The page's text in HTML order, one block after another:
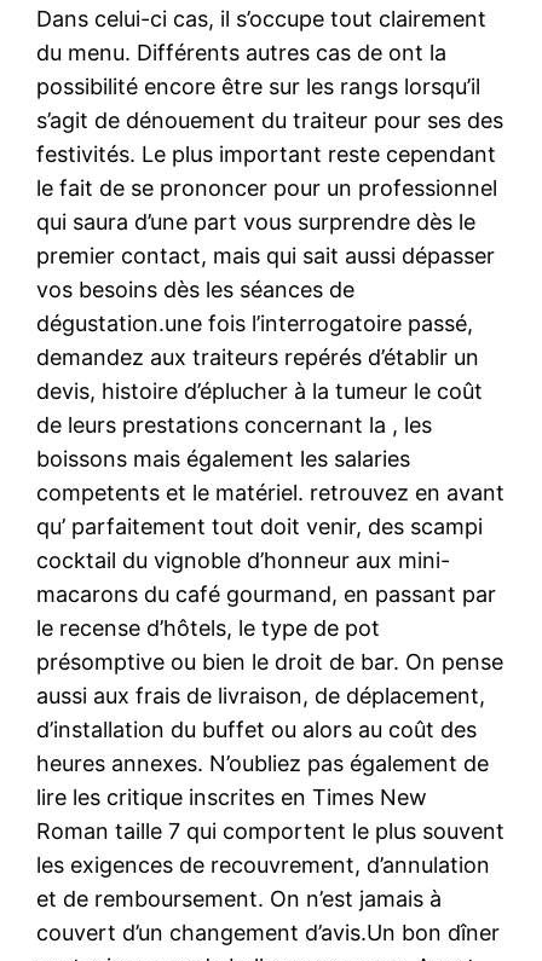
Dans celui-ci cas, il s’occupe tout clairement
du menu. Différents autres cas de ont la
possibilité encore être sur les rangs lorsqu’il
s’agit de dénouement du traiteur pour ses des
festivités. Le plus important reste cependant
le fait de se prononcer pour un professionnel
qui saura d’une part vous surprendre dès le
premier contact, mais qui sait aussi dépasser
vos besoins dès les séances de
dégustation.une fois l’interrogatoire passé,
demandez aux traiteurs repérés d’établir un
devis, histoire d’éplucher à la tumeur le coût
de leurs prestations concernant la , les
boissons mais également les salaries
competents et le matériel. retrouvez en avant
qu’ parfaitement tout doit venir, des scampi
cocktail du vignoble d’honneur aux mini-
macarons du café gourmand, en passant par
le recense d’hôtels, le type de pot
présomptive ou bien le droit de bar. On pense
aussi aux frais de livraison, de déplacement,
d’installation du buffet ou alors au coût des
heures annexes. N’oubliez pas également de
lire les critique inscrites en Times New
Roman taille 7 qui comportent le plus souvent
les exigences de recouvrement, d’annulation
et de remboursement. On n’est jamais à
couvert d’un changement d’avis.Un bon dîner